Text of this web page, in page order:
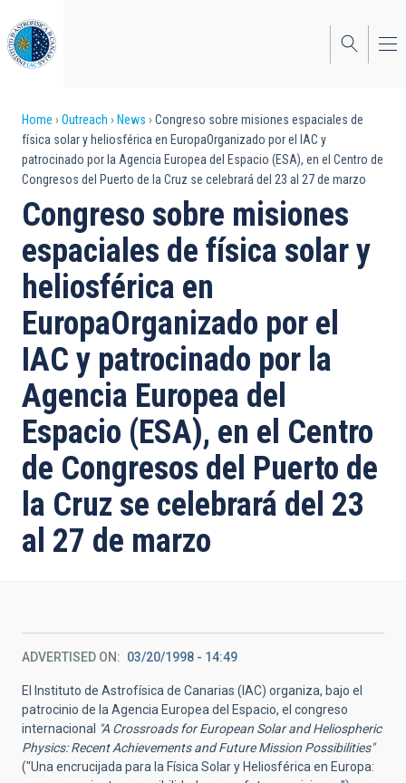
to
main
content
Breadcrumb
Home Outreach News
Congreso sobre misiones espaciales de
física solar y heliosférica en EuropaOrganizado por el IAC y
patrocinado por la Agencia Europea del Espacio (ESA), en el Centro de
Congresos del Puerto de la Cruz se celebrará del 23 al 27 de marzo
Congreso sobre misiones
espaciales de física solar y
heliosférica en
EuropaOrganizado por el
IAC y patrocinado por la
Agencia Europea del
Espacio (ESA), en el Centro
de Congresos del Puerto de
la Cruz se celebrará del 23
al 27 de marzo
ADVERTISED ON 03/20/1998 - 14:49
El Instituto de Astrofísica de Canarias (IAC) organiza, bajo el
patrocinio de la Agencia Europea del Espacio, el congreso
internacional "A Crossroads for European Solar and Heliospheric
Physics: Recent Achievements and Future Mission Possibilities"
("Una encrucijada para la Física Solar y Heliosférica en Europa: